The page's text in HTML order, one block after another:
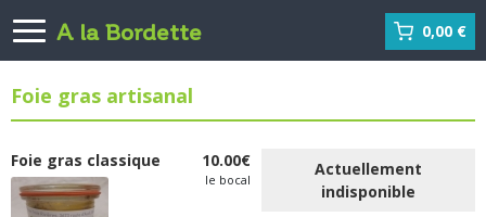
A la Bordette 0,00 €
Foie gras artisanal
Foie gras classique 10.00€
le bocal
Actuellement
indisponible